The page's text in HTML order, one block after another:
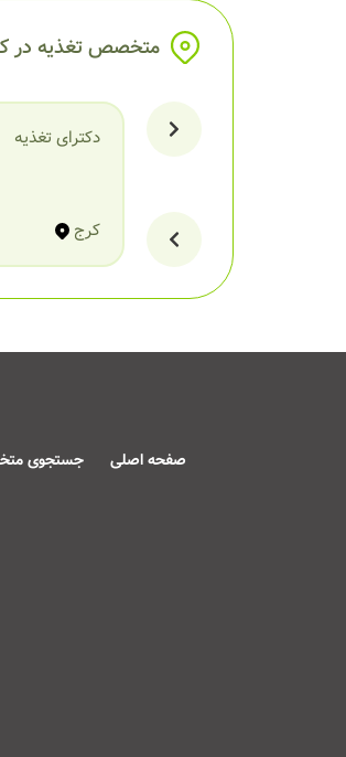
متخصص تغذیه در
دکترای تغذیه
کرج
صفحه اصلی جستجوی